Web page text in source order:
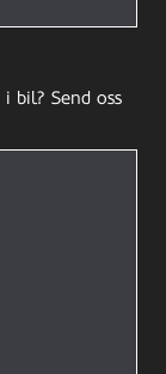
bil? Send oss